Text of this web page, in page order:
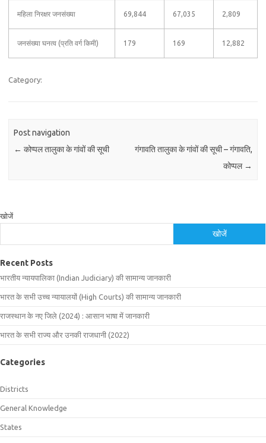
महिला निरक्षर जनसंख्या 69,844 67,035 2,809
जनसंख्या घनत्व (प्रति वर्ग किमी) 179 169 12,882
Category:
Post navigation
← कोप्पल तालुका के गांवों की सूची
गंगावति तालुका के गांवों की सूची – गंगावति,
कोप्पल →
खोजें
खोजें
Recent Posts
भारतीय न्यायपालिका (Indian Judiciary) की सामान्य जानकारी
भारत के सभी उच्च न्यायालयों (High Courts) की सामान्य जानकारी
राजस्थान के नए जिले (2024) : आसान भाषा में जानकारी
भारत के सभी राज्य और उनकी राजधानी (2022)
Categories
Districts
General Knowledge
States